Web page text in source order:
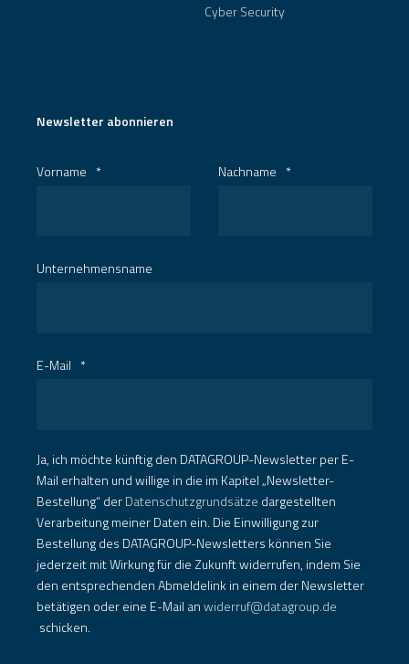
Cyber Security
Newsletter abonnieren
Vorname * Nachname *
Unternehmensname
E-Mail *
Ja, ich möchte künftig den DATAGROUP-Newsletter per E-
Mail erhalten und willige in die im Kapitel „Newsletter-
Bestellung“ derDatenschutzgrundsätze dargestellten
Verarbeitung meiner Daten ein. Die Einwilligung zur
Bestellung des DATAGROUP-Newsletters können Sie
jederzeit mit Wirkung für die Zukunft widerrufen, indem Sie
den entsprechenden Abmeldelink in einem der Newsletter
betätigen oder eine E-Mail anwiderruf@datagroup.de
schicken.